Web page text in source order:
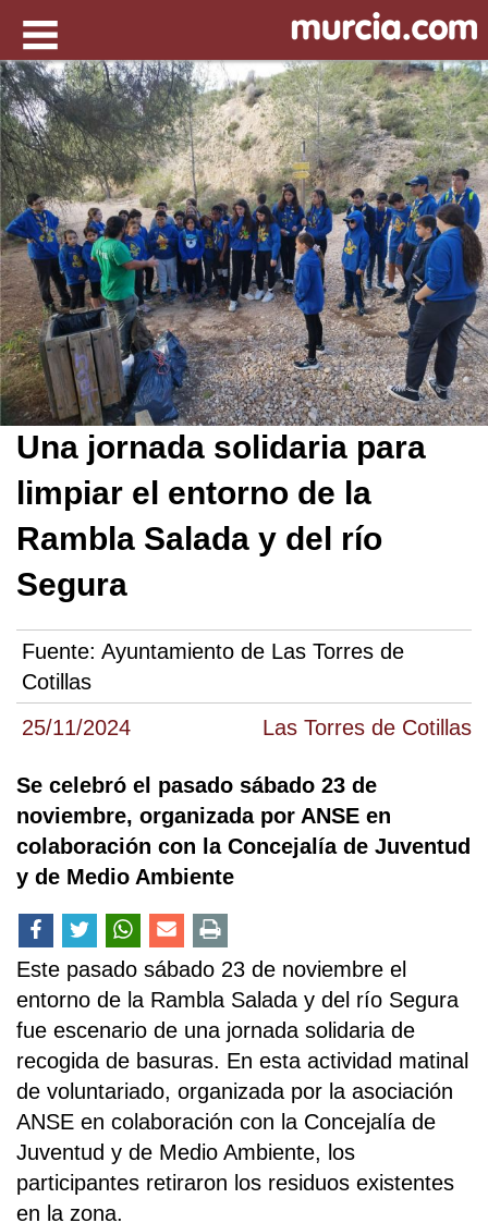
25/11/2024 Las Torres de Cotillas
Una jornada solidaria para
limpiar el entorno de la
Rambla Salada y del río
Segura
Fuente: Ayuntamiento de Las Torres de
Cotillas
Se celebró el pasado sábado 23 de
noviembre, organizada por ANSE en
colaboración con la Concejalía de Juventud
y de Medio Ambiente
Este pasado sábado 23 de noviembre el
entorno de la Rambla Salada y del río Segura
fue escenario de una jornada solidaria de
recogida de basuras. En esta actividad matinal
de voluntariado, organizada por la asociación
ANSE en colaboración con la Concejalía de
Juventud y de Medio Ambiente, los
participantes retiraron los residuos existentes
en la zona.